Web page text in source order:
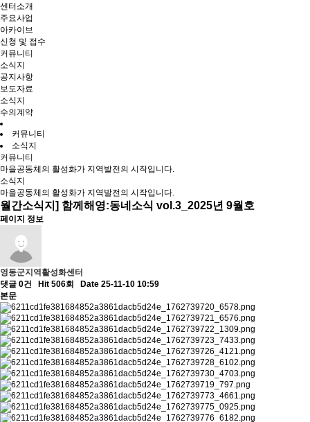
센터소개
주요사업
아카이브
신청 및 접수
커뮤니티
소식지
공지사항
보도자료
소식지
수의계약
커뮤니티
소식지
커뮤니티
마을공동체의 활성화가 지역발전의 시작입니다.
소식지
마을공동체의 활성화가 지역발전의 시작입니다.
월간소식지] 함께해영:동네소식 vol.3_2025년 9월호
페이지 정보
영동군지역활성화센터
댓글 0건
Hit 506회
Date 25-11-10 10:59
본문